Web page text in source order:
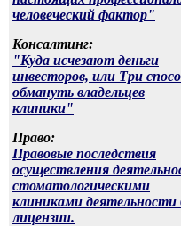
человеческий фактор"
Консалтинг:
"Куда исчезают деньги
инвесторов, или Три
обмануть владельцев
клиники"
Право:
Правовые последствия
осуществления
стоматологическими
клиниками деятельности
лицензии.